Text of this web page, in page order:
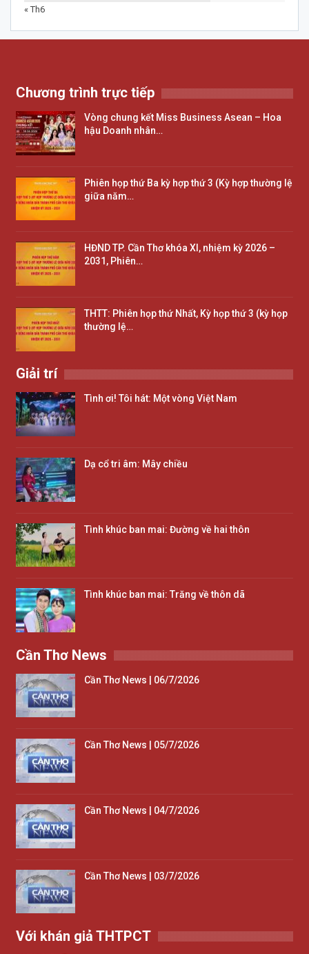
« Th6
Chương trình trực tiếp
Vòng chung kết Miss Business Asean – Hoa
hậu Doanh nhân…
Phiên họp thứ Ba kỳ hợp thứ 3 (Kỳ hợp thường lệ
giữa năm…
HĐND TP. Cần Thơ khóa XI, nhiệm kỳ 2026 –
2031, Phiên…
THTT: Phiên họp thứ Nhất, Kỳ họp thứ 3 (kỳ họp
thường lệ…
Giải trí
Tình ơi! Tôi hát: Một vòng Việt Nam
Dạ cổ tri âm: Mây chiều
Tình khúc ban mai: Đường về hai thôn
Tình khúc ban mai: Trăng về thôn dã
Cần Thơ News
Cần Thơ News | 06/7/2026
Cần Thơ News | 05/7/2026
Cần Thơ News | 04/7/2026
Cần Thơ News | 03/7/2026
Với khán giả THTPCT